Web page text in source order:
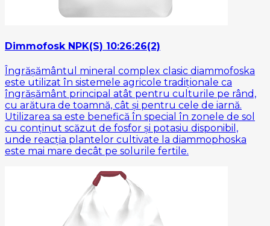
Dimmofosk NPK(S) 10:26:26(2)
Îngrășământul mineral complex clasic diammofoska
este utilizat în sistemele agricole tradiționale ca
îngrășământ principal atât pentru culturile pe rând,
cu arătura de toamnă, cât și pentru cele de iarnă.
Utilizarea sa este benefică în special în zonele de sol
cu ​​conținut scăzut de fosfor și potasiu disponibil,
unde reacția plantelor cultivate la diammophoska
este mai mare decât pe solurile fertile.